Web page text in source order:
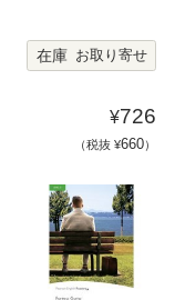
在庫 お取り寄せ
¥726
（税抜 ¥660）